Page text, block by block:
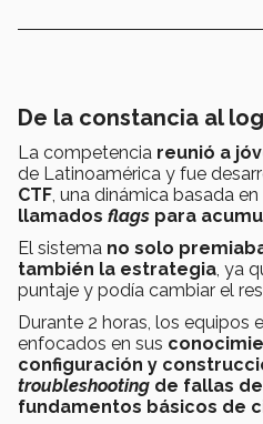
De la constancia al
La competencia reunió a
de Latinoamérica y fue
CTF, una dinámica basada en
llamados flags para
El sistema no solo
también la estrategia, ya
puntaje y podía cambiar el
Durante 2 horas, los equipos
enfocados en sus
configuración y
troubleshooting de fallas
fundamentos básicos de